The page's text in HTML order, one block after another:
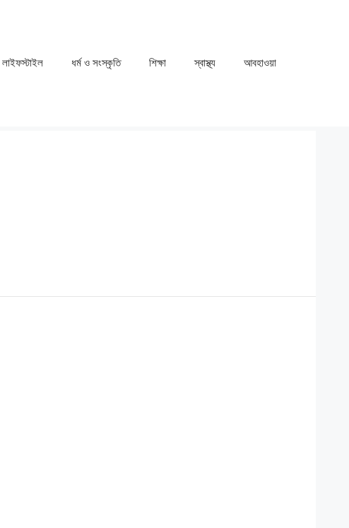
লাইফস্টাইল ধর্ম ও সংস্কৃতি ⁠⁠শিক্ষা ⁠⁠স্বাস্থ্য ⁠⁠আবহাওয়া